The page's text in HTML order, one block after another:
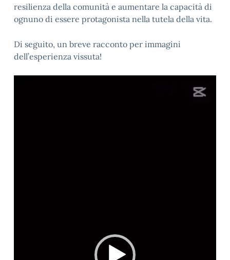
resilienza della comunità e aumentare la capacità di
ognuno di essere protagonista nella tutela della vita.
Di seguito, un breve racconto per immagini
dell’esperienza vissuta!